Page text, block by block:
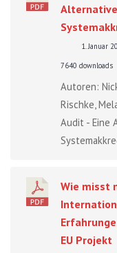
1. Januar
7640 downloads
Autoren:
Rischke,
Audit - Eine
Wie misst
EU Projekt